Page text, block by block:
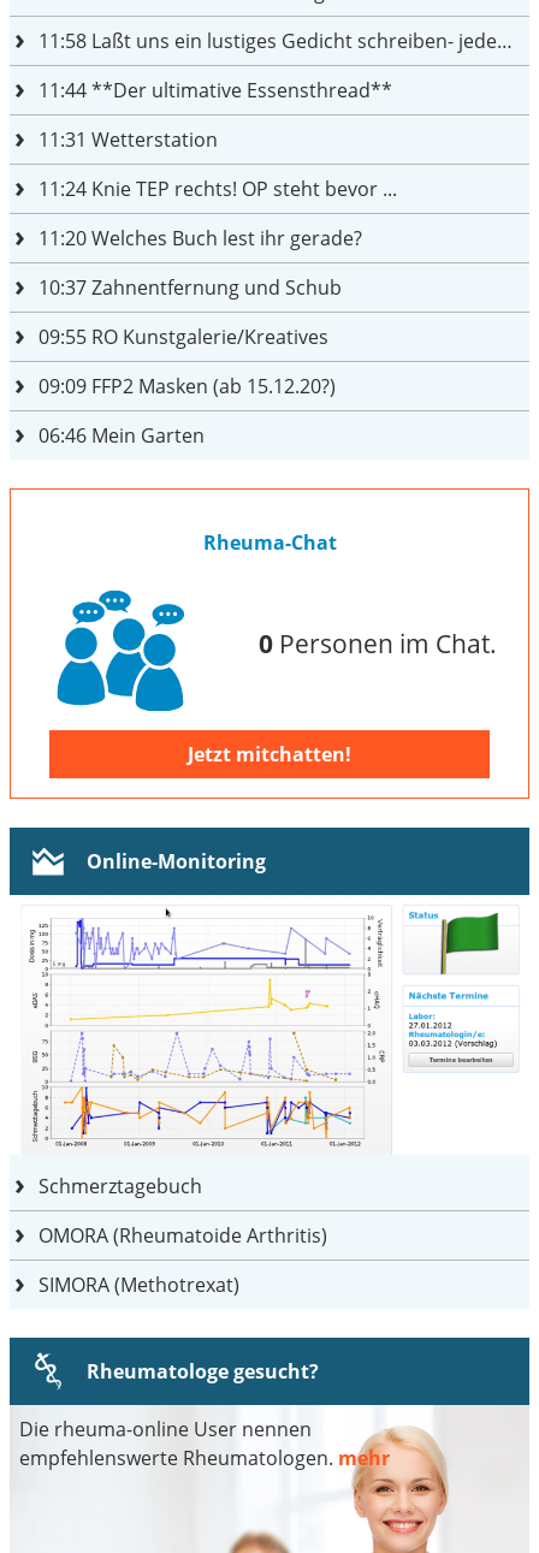
11:58 Laßt uns ein lustiges Gedicht schreiben- jeder einen Satz
11:44**Der ultimative Essensthread**
11:31 Wetterstation
11:24 Knie TEP rechts! OP steht bevor ...
11:20Welches Buch lest ihr gerade?
10:37Zahnentfernung und Schub
09:55 RO Kunstgalerie/Kreatives
09:09 FFP2 Masken (ab 15.12.20?)
06:46 Mein Garten
Rheuma-Chat
0Personen im Chat.
Jetzt mitchatten!
Online-Monitoring
Schmerztagebuch
OMORA (Rheumatoide Arthritis)
SIMORA (Methotrexat)
Rheumatologe gesucht?
Die rheuma-online User nennen
empfehlenswerte Rheumatologen. mehr